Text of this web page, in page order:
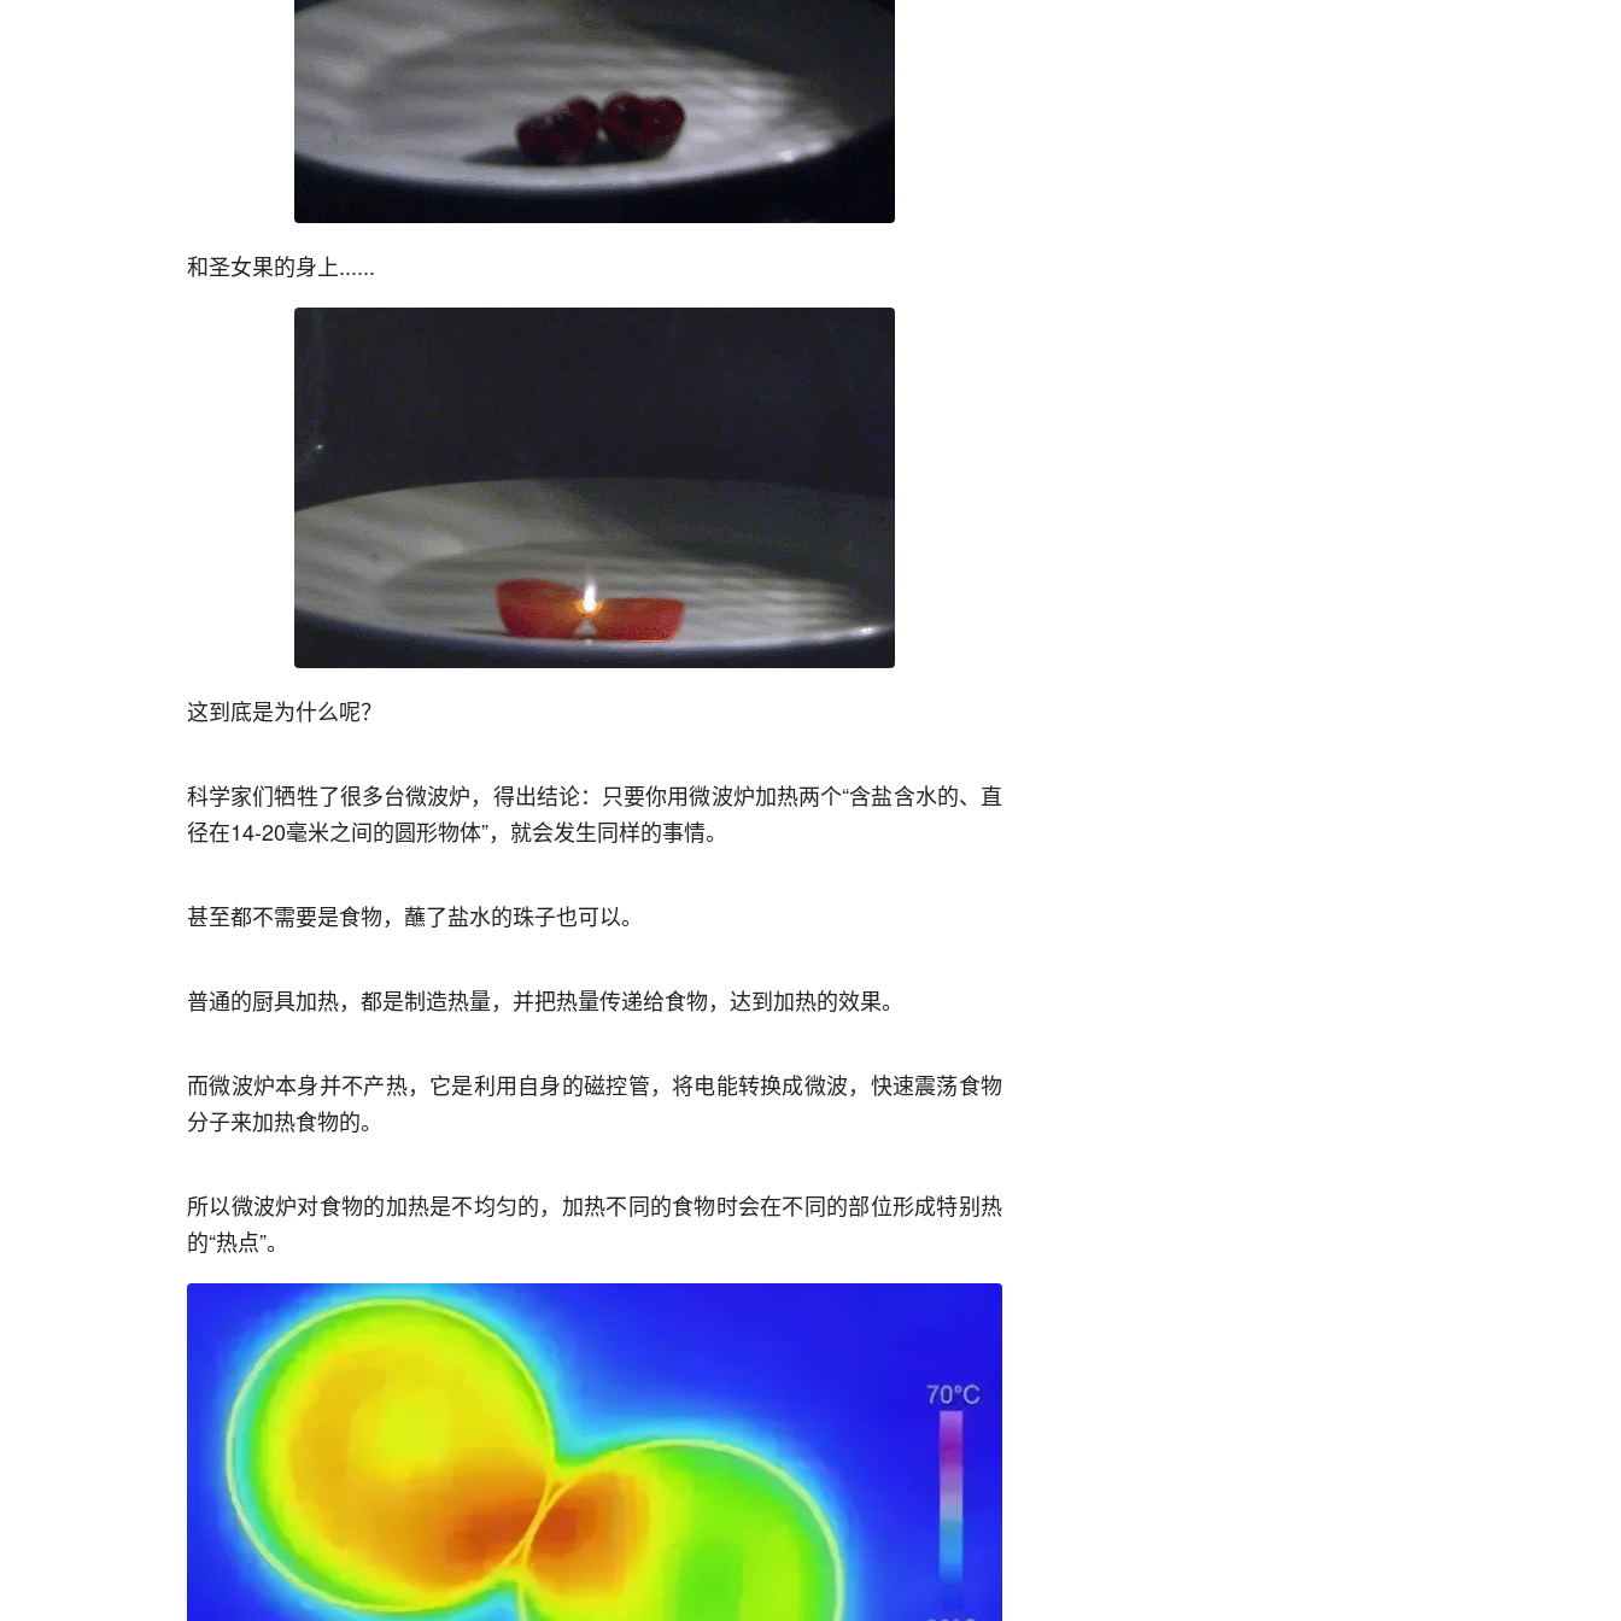
和圣女果的身上......
这到底是为什么呢？
科学家们牺牲了很多台微波炉，得出结论：只要你用微波炉加热两个“含盐含水的、直
径在14-20毫米之间的圆形物体”，就会发生同样的事情。
甚至都不需要是食物，蘸了盐水的珠子也可以。
普通的厨具加热，都是制造热量，并把热量传递给食物，达到加热的效果。
而微波炉本身并不产热，它是利用自身的磁控管，将电能转换成微波，快速震荡食物
分子来加热食物的。
所以微波炉对食物的加热是不均匀的，加热不同的食物时会在不同的部位形成特别热
的“热点”。